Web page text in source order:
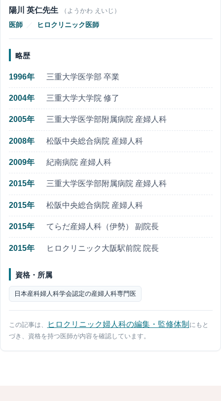
陽川 英仁先生 （ようかわ えいじ）
医師 ／ ヒロクリニック医師
略歴
1996年 三重大学医学部 卒業
2004年 三重大学大学院 修了
2005年 三重大学医学部附属病院 産婦人科
2008年 松阪中央総合病院 産婦人科
2009年 紀南病院 産婦人科
2015年 三重大学医学部附属病院 産婦人科
2015年 松阪中央総合病院 産婦人科
2015年 てらだ産婦人科（伊勢） 副院長
2015年 ヒロクリニック大阪駅前院 院長
資格・所属
日本産科婦人科学会認定の産婦人科専門医
この記事は、 ヒロクリニック婦人科の編集・監修体制 にもと
づき、資格を持つ医師が内容を確認しています。